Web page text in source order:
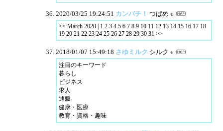
2020/03/25 19:24:51 カンパチ！ つばめ
<< March 2020 | 1 2 3 4 5 6 7 8 9 10 11 12 13 14 15 16 17 18
19 20 21 22 23 24 25 26 27 28 29 30 31 >>
2018/01/07 15:49:18 さゆミルク シルク
注目のキーワード
暮らし
ビジネス
求人
通販
健康・医療
教育・資格・趣味